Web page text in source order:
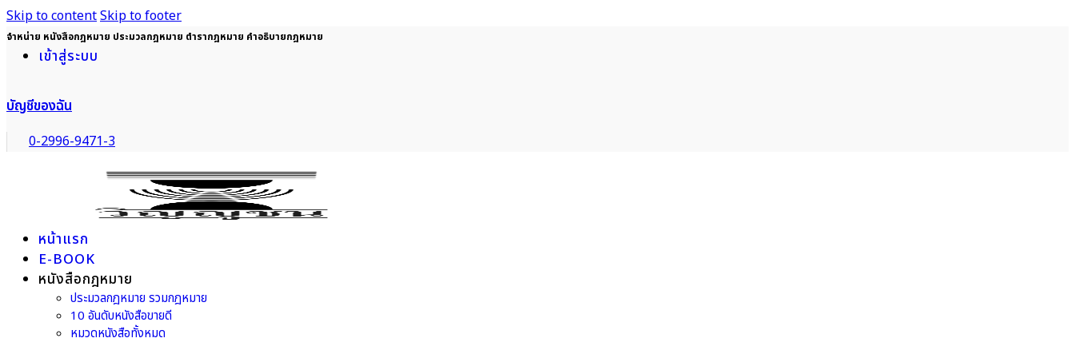
Skip to contentSkip to footer
จำหน่าย หนังสือกฎหมาย ประมวลกฎหมาย ตำรากฎหมาย คำอธิบายกฎหมาย
เข้าสู่ระบบ
บัญชีของฉัน
0-2996-9471-3
หน้าแรก
E-BOOK
หนังสือกฎหมาย
ประมวลกฎหมาย รวมกฎหมาย
10 อันดับหนังสือขายดี
หมวดหนังสือทั้งหมด